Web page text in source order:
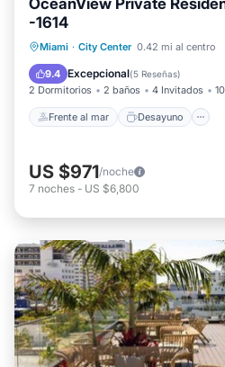
OceanView Private
-1614
Miami · City Center 0.42 mi al centro
9.4 Excepcional(5 Reseñas)
2 Dormitorios 2 baños 4 Invitados
Frente al mar Desayuno
Frente al mar
Desayuno
Aparcamiento
US $971/noche
7 noches - US $6,800